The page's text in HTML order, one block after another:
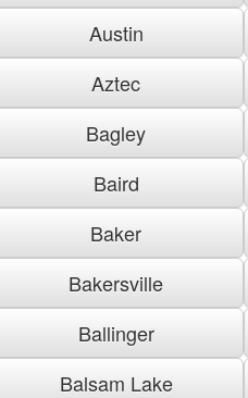
Austin
Aztec
Bagley
Baird
Baker
Bakersville
Ballinger
Balsam Lake